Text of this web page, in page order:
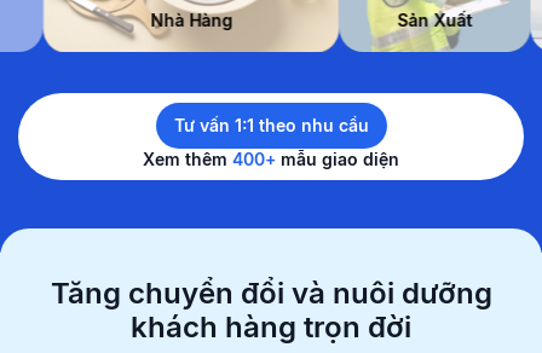
Nhà Hàng Sản Xuất
Tư vấn 1:1 theo nhu cầu
Xem thêm 400+ mẫu giao diện
Tăng chuyển đổi và nuôi dưỡng
khách hàng trọn đời